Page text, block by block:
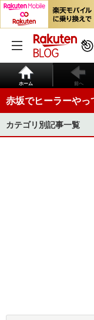
ホーム 前へ
赤坂でヒーラーやっ
カテゴリ別記事一覧